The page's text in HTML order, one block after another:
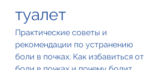
туалет
Практические советы и
рекомендации по устранению
боли в почках. Как избавиться от